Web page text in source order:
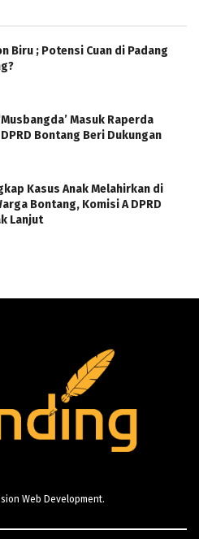
Biru ; Potensi Cuan di Padang
Masuk Raperda
Bontang Beri Dukungan
Kasus Anak Melahirkan di
Bontang, Komisi A DPRD
Lanjut
Web Development.